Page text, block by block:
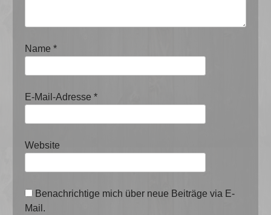
Name*
E-Mail-Adresse*
Website
Benachrichtige mich über neue Beiträge via E-
Mail.